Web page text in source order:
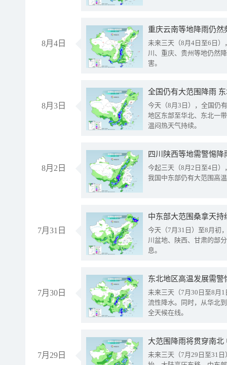
8月4日
重庆云南等地降雨仍然
未来三天（8月4日至6日
川、重庆、贵州等地仍然
害。
8月3日
全国仍有大范围降雨
今天（8月3日），全国仍
地区东部至华北、东北一
温闷热天气持续。
8月2日
今起三天（8月2日至4日
我国中东部仍有大范围高
7月31日
中东部大范围桑拿天
今天（7月31日）至8月初
川盆地、陕西、甘肃的部
息。
7月30日
东北地区高温发展需
未来三天（7月30日至8月
流性降水。同时，从华北
全天候在线。
7月29日
大范围降雨将贯穿南
未来三天（7月29日至31